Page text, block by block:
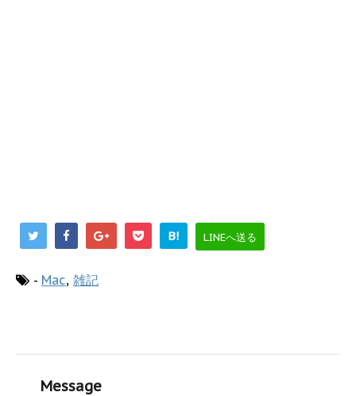
B! LINEへ送る
- Mac, 雑記
Message